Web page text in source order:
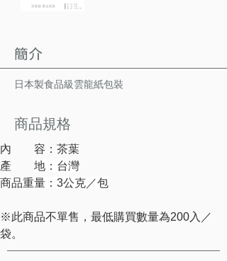
簡介
日本製食品級雲龍紙包裝
商品規格
內　　容： 茶葉
產
地：台灣
商品重量：3公克／包
※此商品不單售，最低購買數量為200入／
袋。